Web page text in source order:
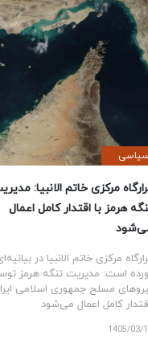
سیاسی
قرارگاه مرکزی خاتم الانبیا:
تنگه هرمز با اقتدار کامل اعمال
می‌شود
قرارگاه مرکزی خاتم الانبیا در
آورده است: مدیریت تنگه هرمز
نیروهای مسلح جمهوری اسلامی
اقتدار کامل اعمال می‌شود.
1405/03/10